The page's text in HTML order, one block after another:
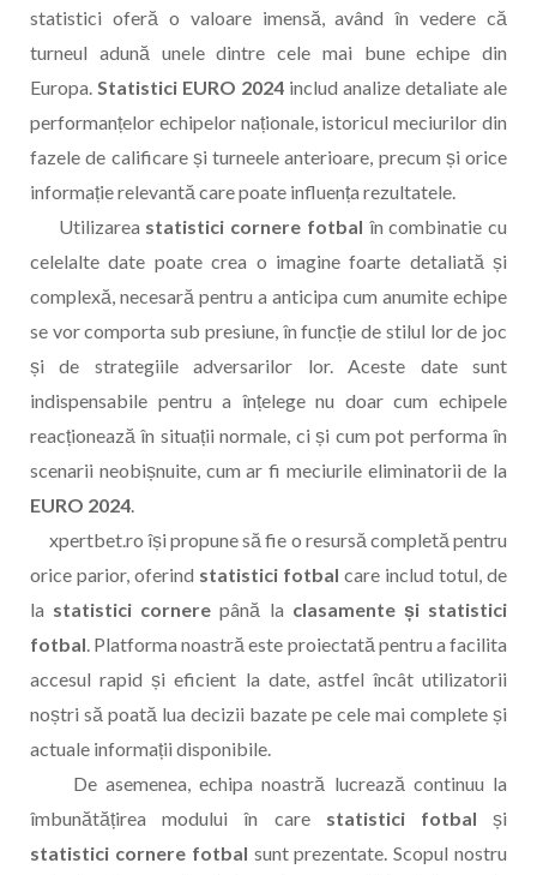
statistici oferă o valoare imensă, având în vedere că
turneul adună unele dintre cele mai bune echipe din
Europa. Statistici EURO 2024 includ analize detaliate ale
performanțelor echipelor naționale, istoricul meciurilor din
fazele de calificare și turneele anterioare, precum și orice
informație relevantă care poate influența rezultatele.
Utilizarea statistici cornere fotbal în combinatie cu
celelalte date poate crea o imagine foarte detaliată și
complexă, necesară pentru a anticipa cum anumite echipe
se vor comporta sub presiune, în funcție de stilul lor de joc
și de strategiile adversarilor lor. Aceste date sunt
indispensabile pentru a înțelege nu doar cum echipele
reacționează în situații normale, ci și cum pot performa în
scenarii neobișnuite, cum ar fi meciurile eliminatorii de la
EURO 2024.
xpertbet.ro își propune să fie o resursă completă pentru
orice parior, oferind statistici fotbal care includ totul, de
la statistici cornere până la clasamente și statistici
fotbal. Platforma noastră este proiectată pentru a facilita
accesul rapid și eficient la date, astfel încât utilizatorii
noștri să poată lua decizii bazate pe cele mai complete și
actuale informații disponibile.
De asemenea, echipa noastră lucrează continuu la
îmbunătățirea modului în care statistici fotbal și
statistici cornere fotbal sunt prezentate. Scopul nostru